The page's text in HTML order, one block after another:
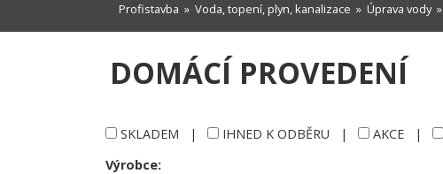
Profistavba » Voda, topení, plyn, kanalizace » Úprava vody»
DOMÁCÍ PROVEDENÍ
SKLADEM | IHNED K ODBĚRU | AKCE |
Výrobce: